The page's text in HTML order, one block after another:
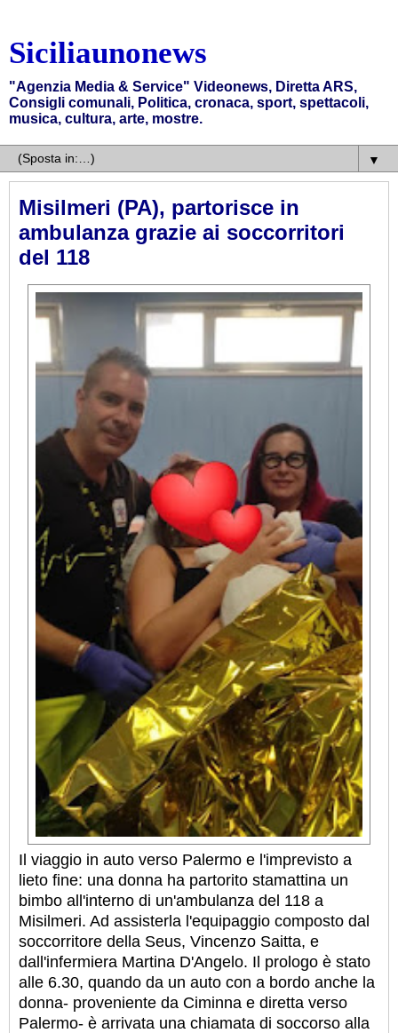
Siciliaunonews
"Agenzia Media & Service" Videonews, Diretta ARS,
Consigli comunali, Politica, cronaca, sport, spettacoli,
musica, cultura, arte, mostre.
▼
Misilmeri (PA), partorisce in
ambulanza grazie ai soccorritori
del 118
Il viaggio in auto verso Palermo e l'imprevisto a
lieto fine: una donna ha partorito stamattina un
bimbo all'interno di un'ambulanza del 118 a
Misilmeri. Ad assisterla l'equipaggio composto dal
soccorritore della Seus, Vincenzo Saitta, e
dall'infermiera Martina D'Angelo. Il prologo è stato
alle 6.30, quando da un auto con a bordo anche la
donna- proveniente da Ciminna e diretta verso
Palermo- è arrivata una chiamata di soccorso alla